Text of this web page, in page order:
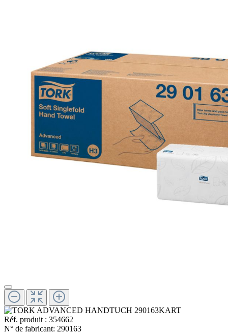
Réf. produit : 354662
N° de fabricant: 290163